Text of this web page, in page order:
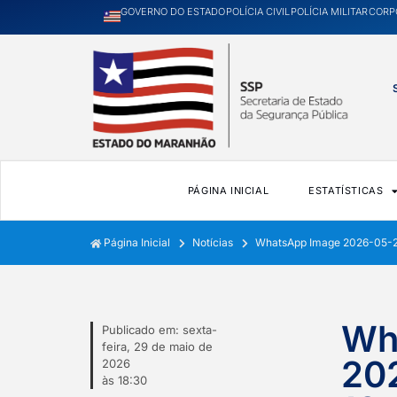
GOVERNO DO ESTADOPOLÍCIA CIVILPOLÍCIA MILITAR
PÁGINA INICIAL ESTATÍSTICAS
Página Inicial Notícias WhatsApp Image 2026-05-
Publicado em: sexta-
feira, 29 de maio de
2026
às 18:30